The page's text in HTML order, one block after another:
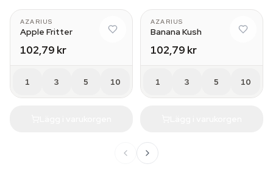
AZARIUS
Apple Fritter
102,79 kr
1 3 5 10
AZARIUS
Banana Kush
102,79 kr
1 3 5 10